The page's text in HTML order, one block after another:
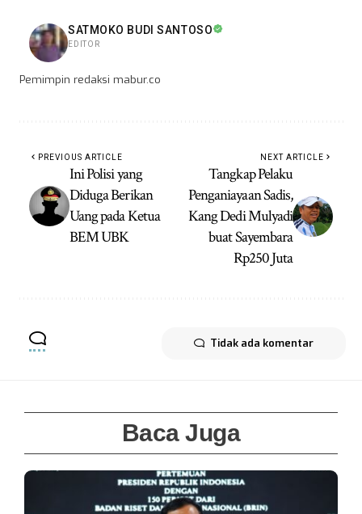
SATMOKO BUDI SANTOSO
EDITOR
Pemimpin redaksi mabur.co
PREVIOUS ARTICLE
Ini Polisi yang
Diduga Berikan
Uang pada Ketua
BEM UBK
NEXT ARTICLE
Tangkap Pelaku
Penganiayaan Sadis,
Kang Dedi Mulyadi
buat Sayembara
Rp250 Juta
Tidak ada komentar
Baca Juga